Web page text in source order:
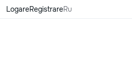
LogareRegistrareRu